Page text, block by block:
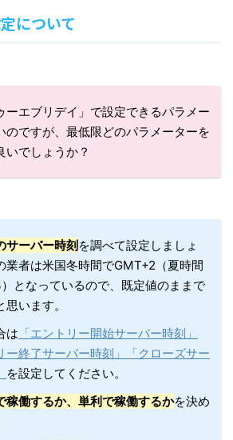
について
ーエブリデイ」で設定できるパラメー
のですが、最低限どのパラメーターを
いでしょうか？
サーバー時刻を調べて設定しましょ
業者は米国冬時間でGMT+2（夏時間
となっているので、既定値のままで
います。
は 「エントリー開始サーバー時刻」
ー終了サーバー時刻」「クローズサー
を設定してください。
稼働するか、単利で稼働するかを決め